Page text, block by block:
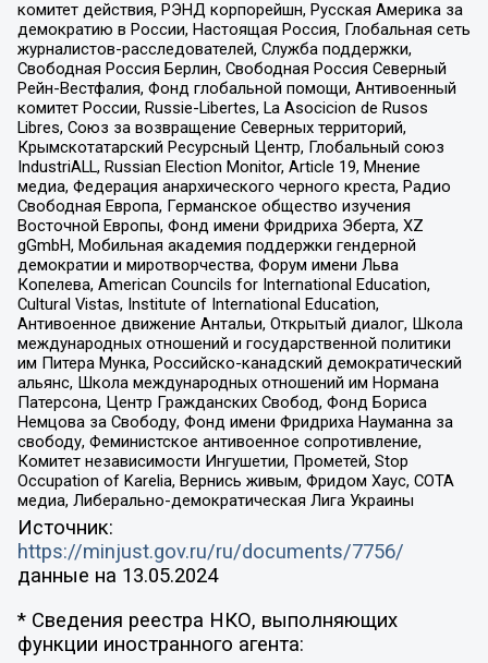
комитет действия, РЭНД корпорейшн, Русская Америка за
демократию в России, Настоящая Россия, Глобальная сеть
журналистов-расследователей, Служба поддержки,
Свободная Россия Берлин, Свободная Россия Северный
Рейн-Вестфалия, Фонд глобальной помощи, Антивоенный
комитет России, Russie-Libertes, La Asocicion de Rusos
Libres, Союз за возвращение Северных территорий,
Крымскотатарский Ресурсный Центр, Глобальный союз
IndustriALL, Russian Election Monitor, Article 19, Мнение
медиа, Федерация анархического черного креста, Радио
Свободная Европа, Германское общество изучения
Восточной Европы, Фонд имени Фридриха Эберта, XZ
gGmbH, Мобильная академия поддержки гендерной
демократии и миротворчества, Форум имени Льва
Копелева, American Councils for International Education,
Cultural Vistas, Institute of International Education,
Антивоенное движение Антальи, Открытый диалог, Школа
международных отношений и государственной политики
им Питера Мунка, Российско-канадский демократический
альянс, Школа международных отношений им Нормана
Патерсона, Центр Гражданских Свобод, Фонд Бориса
Немцова за Свободу, Фонд имени Фридриха Науманна за
свободу, Феминистское антивоенное сопротивление,
Комитет независимости Ингушетии, Прометей, Stop
Occupation of Karelia, Вернись живым, Фридом Хаус, СОТА
медиа, Либерально-демократическая Лига Украины
Источник:
https://minjust.gov.ru/ru/documents/7756/
данные на 13.05.2024
* Сведения реестра НКО, выполняющих
функции иностранного агента: